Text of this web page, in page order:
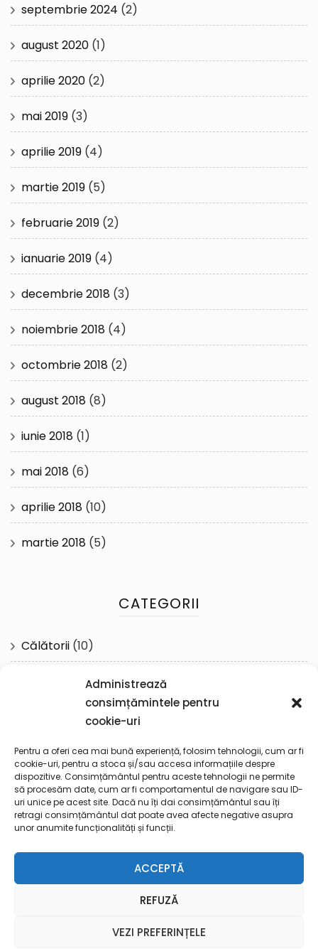
Administrează
consimțămintele pentru
cookie-uri
Pentru a oferi cea mai bună experiență, folosim tehnologii, cum ar fi
cookie-uri, pentru a stoca și/sau accesa informațiile despre
dispozitive. Consimțământul pentru aceste tehnologii ne permite
să procesăm date, cum ar fi comportamentul de navigare sau ID-
uri unice pe acest site. Dacă nu îți dai consimțământul sau îți
retragi consimțământul dat poate avea afecte negative asupra
unor anumite funcționalități și funcții.
ACCEPTĂ
REFUZĂ
VEZI PREFERINȚELE
septembrie 2024 (2)
august 2020 (1)
aprilie 2020 (2)
mai 2019 (3)
aprilie 2019 (4)
martie 2019 (5)
februarie 2019 (2)
ianuarie 2019 (4)
decembrie 2018 (3)
noiembrie 2018 (4)
octombrie 2018 (2)
august 2018 (8)
iunie 2018 (1)
mai 2018 (6)
aprilie 2018 (10)
martie 2018 (5)
CATEGORII
Călătorii (10)
(61)
(57)
Spiritualitate(19)
Toto(1)
Uncategorized(3)
| Created byAlphaByte